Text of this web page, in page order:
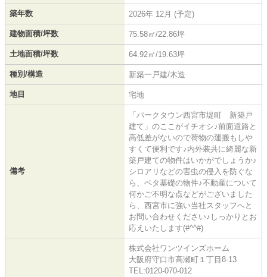
築年数 2026年 12月 (予定)
建物面積/坪数 75.58㎡/22.86坪
土地面積/坪数 64.92㎡/19.63坪
種別/構造 新築一戸建/木造
地目 宅地
備考
「パークタウン西宮市堤町 新築戸
建て」のここがイチオシ♪前面道路と
高低差がないので荷物の運搬もしや
すくて便利です♪内外装共に綺麗な新
築戸建ての物件はいかがでしょうか♪
シロアリなどの害虫の侵入を防ぐな
ら、ベタ基礎の物件♪不動産について
何かご不明な点などがございました
ら、西宮市に強い当社スタッフへと
お問い合わせください♪しっかりとお
応えいたします(#^^#)
株式会社ワンツインズホーム
大阪府守口市高瀬町１丁目8-13
TEL:0120-070-012